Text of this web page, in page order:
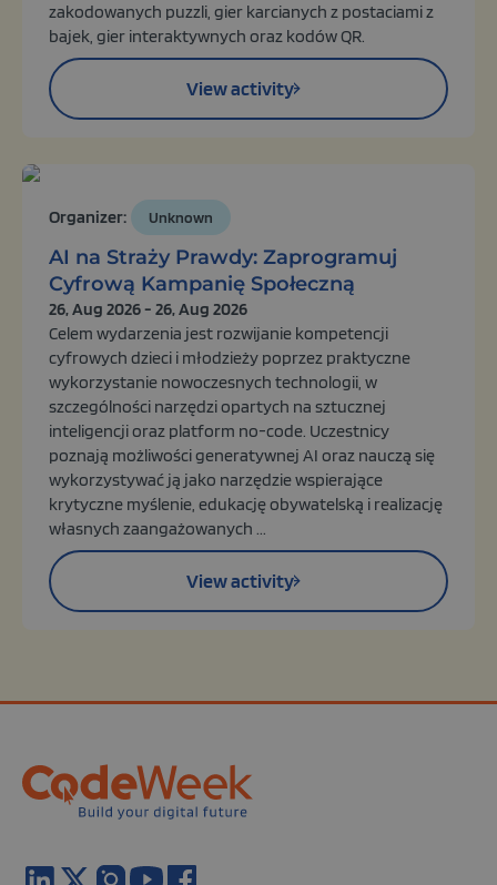
zakodowanych puzzli, gier karcianych z postaciami z
bajek, gier interaktywnych oraz kodów QR.
View activity
Organizer: Unknown
AI na Straży Prawdy: Zaprogramuj
Cyfrową Kampanię Społeczną
26, Aug 2026 - 26, Aug 2026
Celem wydarzenia jest rozwijanie kompetencji
cyfrowych dzieci i młodzieży poprzez praktyczne
wykorzystanie nowoczesnych technologii, w
szczególności narzędzi opartych na sztucznej
inteligencji oraz platform no-code. Uczestnicy
poznają możliwości generatywnej AI oraz nauczą się
wykorzystywać ją jako narzędzie wspierające
krytyczne myślenie, edukację obywatelską i realizację
własnych zaangażowanych ...
View activity